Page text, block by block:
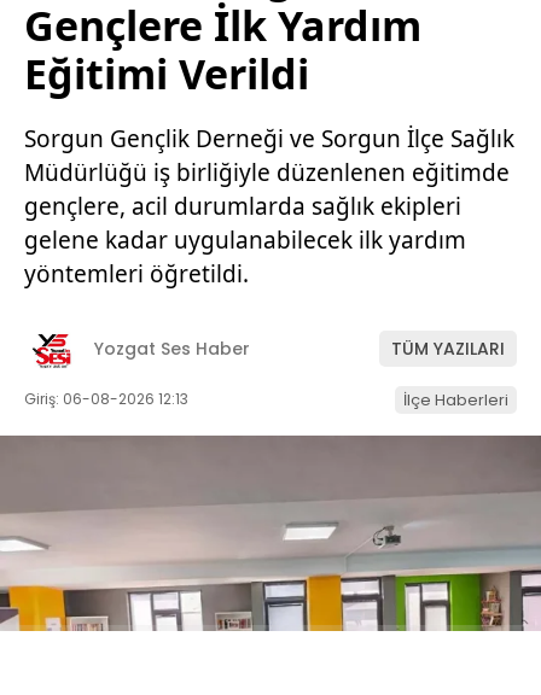
Gençlere İlk Yardım
Eğitimi Verildi
Sorgun Gençlik Derneği ve Sorgun İlçe Sağlık
Müdürlüğü iş birliğiyle düzenlenen eğitimde
gençlere, acil durumlarda sağlık ekipleri
gelene kadar uygulanabilecek ilk yardım
yöntemleri öğretildi.
Yozgat Ses Haber TÜM YAZILARI
Giriş: 06-08-2026 12:13 İlçe Haberleri